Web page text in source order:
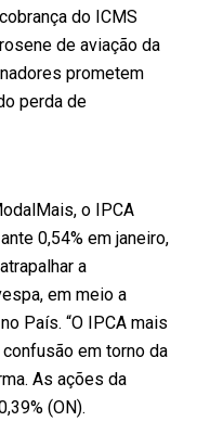
do ICMS
de aviação da
prometem
perda de
o IPCA
0,54% em janeiro,
a
em meio a
País. “O IPCA mais
em torno da
As ações da
(ON).